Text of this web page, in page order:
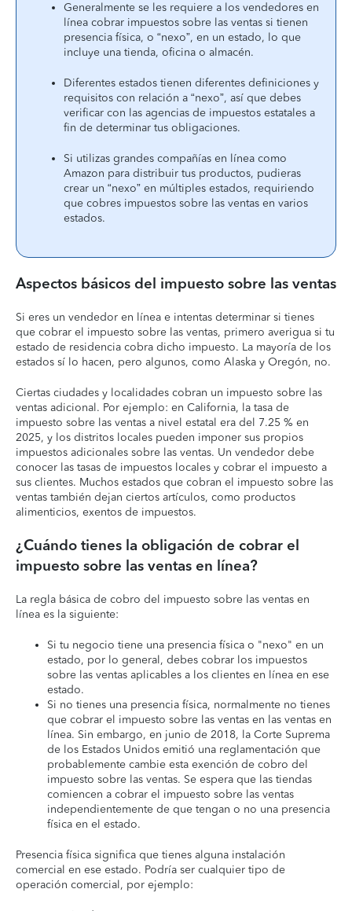
Generalmente se les requiere a los vendedores en
línea cobrar impuestos sobre las ventas si tienen
presencia física, o “nexo”, en un estado, lo que
incluye una tienda, oficina o almacén.
Diferentes estados tienen diferentes definiciones y
requisitos con relación a “nexo”, así que debes
verificar con las agencias de impuestos estatales a
fin de determinar tus obligaciones.
Si utilizas grandes compañías en línea como
Amazon para distribuir tus productos, pudieras
crear un “nexo” en múltiples estados, requiriendo
que cobres impuestos sobre las ventas en varios
estados.
Aspectos básicos del impuesto sobre las ventas
Si eres un vendedor en línea e intentas determinar si tienes
que cobrar el impuesto sobre las ventas, primero averigua si tu
estado de residencia cobra dicho impuesto. La mayoría de los
estados sí lo hacen, pero algunos, como Alaska y Oregón, no.
Ciertas ciudades y localidades cobran un impuesto sobre las
ventas adicional. Por ejemplo: en California, la tasa de
impuesto sobre las ventas a nivel estatal era del 7.25 % en
2025, y los distritos locales pueden imponer sus propios
impuestos adicionales sobre las ventas. Un vendedor debe
conocer las tasas de impuestos locales y cobrar el impuesto a
sus clientes. Muchos estados que cobran el impuesto sobre las
ventas también dejan ciertos artículos, como productos
alimenticios, exentos de impuestos.
¿Cuándo tienes la obligación de cobrar el
impuesto sobre las ventas en línea?
La regla básica de cobro del impuesto sobre las ventas en
línea es la siguiente:
Si tu negocio tiene una presencia física o "nexo" en un
estado, por lo general, debes cobrar los impuestos
sobre las ventas aplicables a los clientes en línea en ese
estado.
Si no tienes una presencia física, normalmente no tienes
que cobrar el impuesto sobre las ventas en las ventas en
línea. Sin embargo, en junio de 2018, la Corte Suprema
de los Estados Unidos emitió una reglamentación que
probablemente cambie esta exención de cobro del
impuesto sobre las ventas. Se espera que las tiendas
comiencen a cobrar el impuesto sobre las ventas
independientemente de que tengan o no una presencia
física en el estado.
Presencia física significa que tienes alguna instalación
comercial en ese estado. Podría ser cualquier tipo de
operación comercial, por ejemplo: